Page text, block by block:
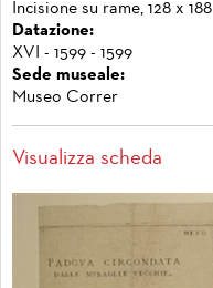
Incisione su rame, 128 x 188
Datazione:
XVI - 1599 - 1599
Sede museale:
Museo Correr
Visualizza scheda